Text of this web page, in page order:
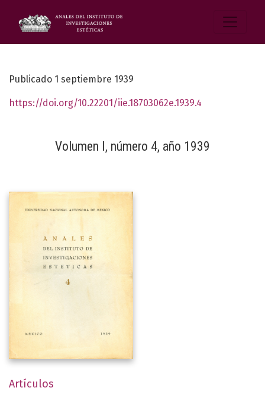
Publicado 1 septiembre 1939
https://doi.org/10.22201/iie.18703062e.1939.4
Volumen I, número 4, año 1939
Artículos